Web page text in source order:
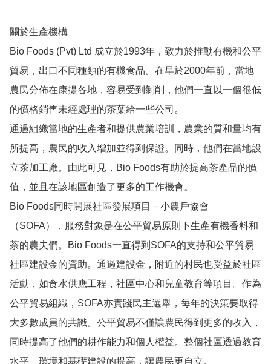
關於生產機構
Bio Foods (Pvt) Ltd 成立於1993年，致力於推動有機和公平
貿易，出口不同種類的有機食品。在早於2000年前，當地
農民分佈在康提各地，容易受到剝削，他們一直以一個很低
的價格銷售未經處理的茶葉給一些公司。
通過組織當地的生產者和提供農業培訓，農業的質和量均有
所提高，農民的收入增加並得到保證。同時，他們在當地設
立茶加工廠。由此可見，Bio Foods有助於提高茶產品的價
值，並且在該地區創造了更多的工作機會。
Bio Foods同時開展社區發展項目－小農戶協會
（SOFA），服務對象是在公平貿易原則下生產有機香料和
茶的農夫們。Bio Foods一直得到SOFA的支持和公平貿易
社區建設金的資助。通過建設金，附近的村民也受益於社區
活動，如食水供應工程，社區中心和兒童教育等項目。作為
公平貿易組織，SOFA亦實踐民主選舉，每年的決策要取得
大多數成員的共識。公平貿易不僅讓農民得到更多的收入，
同時提高了他們的耕作能力和個人權益。整個社區透過教育